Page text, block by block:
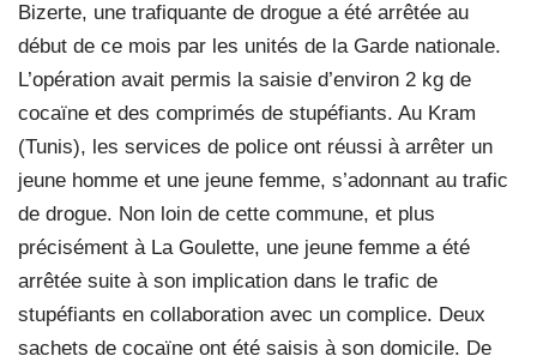
Bizerte, une trafiquante de drogue a été arrêtée au
début de ce mois par les unités de la Garde nationale.
L’opération avait permis la saisie d’environ 2 kg de
cocaïne et des comprimés de stupéfiants. Au Kram
(Tunis), les services de police ont réussi à arrêter un
jeune homme et une jeune femme, s’adonnant au trafic
de drogue. Non loin de cette commune, et plus
précisément à La Goulette, une jeune femme a été
arrêtée suite à son implication dans le trafic de
stupéfiants en collaboration avec un complice. Deux
sachets de cocaïne ont été saisis à son domicile. De